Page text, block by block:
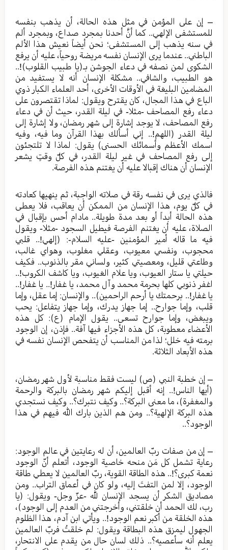
– إن على المؤمن في مثل هذه الحالة، أن يذهب بنفسه
للمستشفى الإلهي.. كما أنَّ أحدنا بمجرد صداع، وبمجرد ألم
في سنه يذهب إلى المستشفى؛ نحن أيضاً نعيش هذا الألم
الباطني.. عندما يرى الإنسان نفسه مريضة روحياً، عليه أن يرفع
الشكوى لمن نصفه في دعاء الجوشن بـ(يا طبيب القلوب)!..
هو الطبيب، والشافي.. مشكلة الإنسان أنه لا يستفيد من
المضامين البليغة في الأوقات الأخرى، أحد العلماء الكبار ذوي
الباع في هذا المجال، كان يقترح ويقول: لماذا تقتصرون على
دعاء رفع المصاحف -مثلا- في ليلة القدر، حيث أن في دعاء
رفع المصاحف، لا يوجد إشارة إلى شهر رمضان، ولا إشارة إلى
ليلة القدر (اللهم!.. إني أسألك بهذا القرآن وما فيه، وفيه
اسمك الأعظم وأسمائك الحسنى) يقول: لماذا لا تلتجئون
إلى رفع المصاحف في غير ليلة القدر، في كلّ وقتٍ يشعر
الإنسان أن هناك إقبالا عليه أن يغتنم هذه الفرصة.
فالذي يرى في نفسه رقة في صلاته الواجبة، ثم ينهيها كعادته
في كلّ يوم، هذا الإنسان من الممكن أن يعاقب، فلا يعطى
هذه الحالة أبداً أو بعد مدة طويلة.. مادام أحس بإقبال في
الصلاة، عليه أن يغتنم الفرصة فيطيل السجود -مثلا- ويقول
فيه ما قاله أمير المؤمنين -عليه السلام-: (إلهي!.. قلبي
محجوب، ونفسي معيوب، وعقلي مغلوب، وهواي غالب،
وطاعتي قليل، ومعصيتي كثير، ولساني مقر بالذنوب.. فكيف
حيلتي يا ستار العيوب، ويا علام الغيوب، ويا كاشف الكروب!..
اغفر ذنوبي كلها بحرمة محمد وآل محمد، يا غفار!.. يا غفار!..
يا غفار!.. برحمتك يا أرحم الراحمين).. والإنسان: إما عقل، وإما
قلب، وإما جوارح.. إما جهاز يدرك، وإما جهاز يتفاعل: يحب
ويبغض، وإما جوارح تسعى.. يقول الإمام (ع): كل هذه
الأعضاء معطوبة، كل هذه الأجزاء فيها آفة.. فإذن، إن الوجود
برمته فيه خلل؛ لذا من المناسب أن يتفحص الإنسان نفسه في
هذه الأبعاد الثلاثة.
– إن خطبة النبي (ص) ليست فقط مناسبة لأول شهر رمضان،
(أيها الناس!.. إنه أقبل إليكم شهر رمضان بالبركة والرحمة
والمغفرة)، ما معنى البركة؟.. وكيف نتبرك؟.. وكيف نستجدي
هذه البركة الإلهية؟.. ومن هم الذين بارك الله فيهم في هذا
الوجود؟..
– إن من صفات ربّ العالمين، أن له رعايتين في عالم الوجود:
رعاية تشمل كل مَن منحه خاصية الوجود، أتعلم أنّ الوجود
نعمة كبرى؟!.. هذه الطاقة القوية، ربّ العالمين لا يعطي طاقة
الوجود، إلا لمن التفتَ إليه، ولو كان في أعماق التراب.. ومن
مصاديق الشكر أن يسجد الإنسان لله -عزّ وجل- ويقول: (يا
رب، لك الحمد أن خلقتني، وأخرجتني من العدم إلى الوجود)،
هذه الخلقة من أكبر نعم الوجود!.. ويأتي ابن آدم، هذا الظلوم
الجهول ليمزق هذه البطاقة ويقول: لم خلقتُ فربّ العالمين
يعلم أنه سأعصيه؟.. ذلك لسان حال من يقدم على الانتحار،